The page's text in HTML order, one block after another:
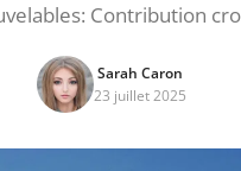
Contribution
Sarah Caron
23 juillet 2025